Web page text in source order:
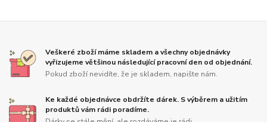
Veškeré zboží máme skladem a všechny objednávky
vyřizujeme většinou následující pracovní den od objednání.
Pokud zboží nevidíte, že je skladem, napište nám.
Ke každé objednávce obdržíte dárek. S výběrem a užitím
produktů vám rádi poradíme.